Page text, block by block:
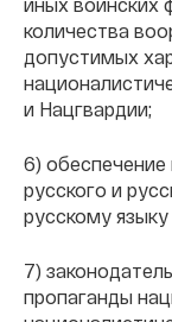
количества
допустимых
и Нацгвардии;
6)
русского и
русскому
7)
пропаганды